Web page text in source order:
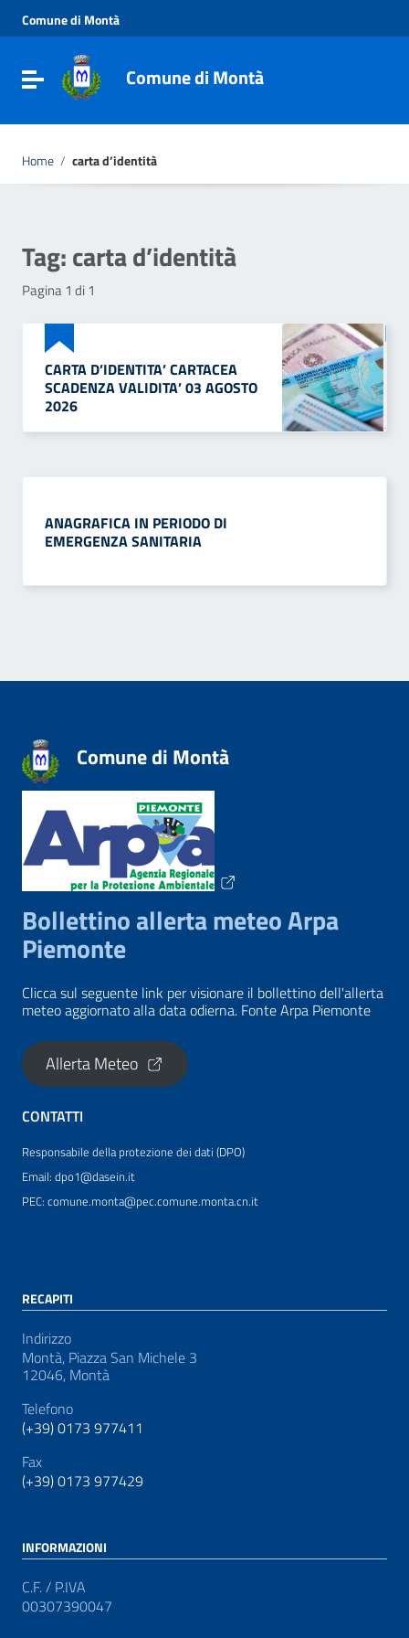
Vai al menu di navigazione
Vai al footer
Comune di Montà
Toggle navigationComune di Montà
Home / carta d’identità
Tag:carta d’identità
Pagina 1 di 1
CARTA D’IDENTITA’ CARTACEA
SCADENZA VALIDITA’ 03 AGOSTO
2026
ANAGRAFICA IN PERIODO DI
EMERGENZA SANITARIA
Comune di Montà
Bollettino allerta meteo Arpa
Piemonte
Clicca sul seguente link per visionare il bollettino dell'allerta
meteo aggiornato alla data odierna. Fonte Arpa Piemonte
Allerta Meteo
CONTATTI
Responsabile della protezione dei dati (DPO)
Email: dpo1@dasein.it
PEC: comune.monta@pec.comune.monta.cn.it
RECAPITI
Indirizzo
Montà, Piazza San Michele 3
12046, Montà
Telefono
(+39) 0173 977411
Fax
(+39) 0173 977429
INFORMAZIONI
C.F. / P.IVA
00307390047